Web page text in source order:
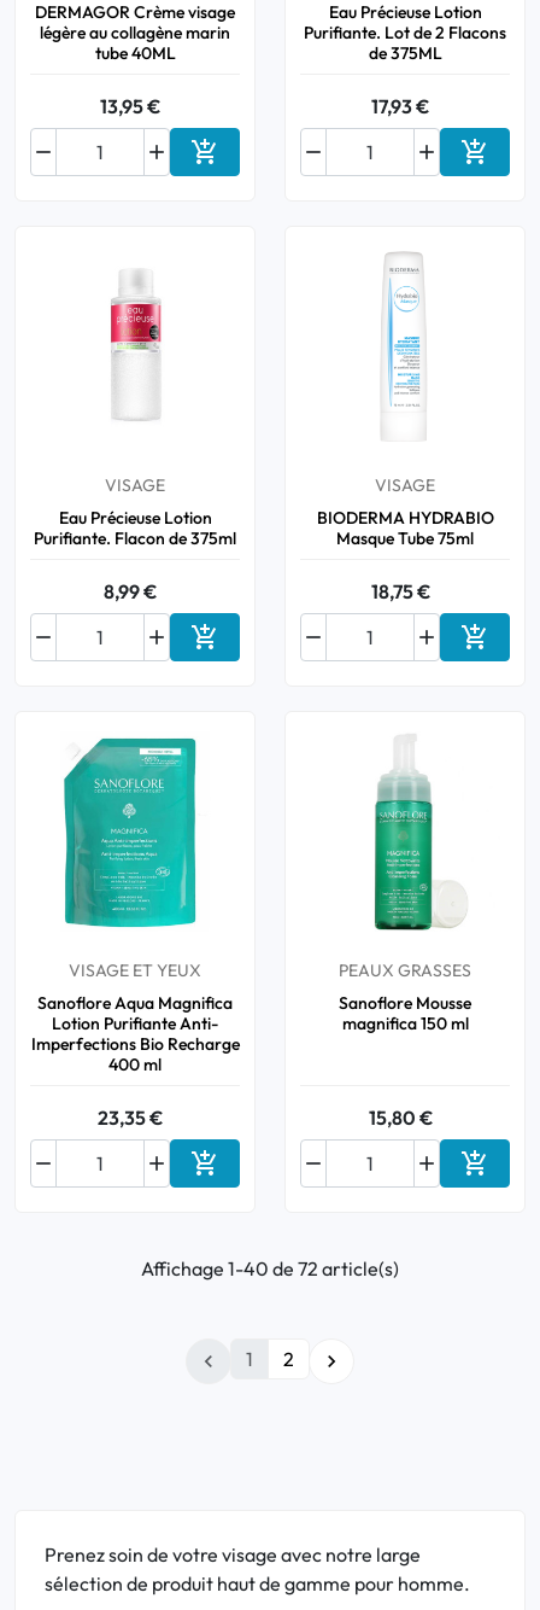
DERMAGOR Crème visage
légère au collagène marin
tube 40ML
13,95 €

 Ajouter au panier
Eau Précieuse Lotion
Purifiante. Lot de 2 Flacons
de 375ML
17,93 €

 
VISAGE
Eau Précieuse Lotion
Purifiante. Flacon de 375ml
8,99 €

 Ajouter au panier
VISAGE
BIODERMA HYDRABIO
Masque Tube 75ml
18,75 €

 
VISAGE ET YEUX
Sanoflore Aqua Magnifica
Lotion Purifiante Anti-
Imperfections Bio Recharge
400 ml
23,35 €

 Ajouter au panier
PEAUX GRASSES
Sanoflore Mousse
magnifica 150 ml
15,80 €

 
Affichage 1-40 de 72 article(s)
 1 2 
Prenez soin de votre visage avec notre large
sélection de produit haut de gamme pour homme.